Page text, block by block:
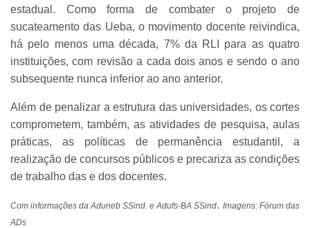
estadual. Como forma de combater o projeto de
sucateamento das Ueba, o movimento docente reivindica,
há pelo menos uma década, 7% da RLI para as quatro
instituições, com revisão a cada dois anos e sendo o ano
subsequente nunca inferior ao ano anterior.
Além de penalizar a estrutura das universidades, os cortes
comprometem, também, as atividades de pesquisa, aulas
práticas, as políticas de permanência estudantil, a
realização de concursos públicos e precariza as condições
de trabalho das e dos docentes.
Com informações da Aduneb SSind. e Adufs-BA SSind. Imagens: Fórum das
ADs